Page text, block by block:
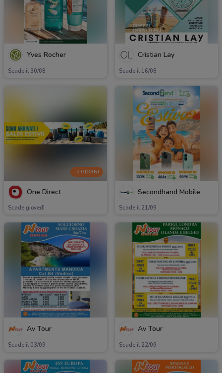
Yves Rocher
Scade il 30/08
Cristian Lay
Scade il 16/08
-5 GIORNI
One Direct
Scade giovedì
Secondhand Mobile
Scade il 21/09
Av Tour
Scade il 03/09
Av Tour
Scade il 22/09